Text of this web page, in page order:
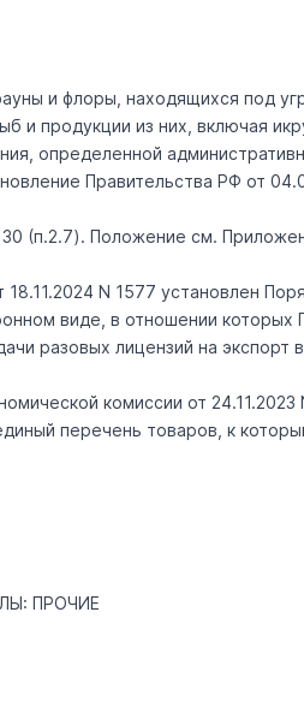
и флоры, находящихся под
и продукции из них, включая
определенной
Правительства РФ от
30 (п.2.7). Положение см.
N 1577 установлен
виде, в отношении
разовых лицензий на экспорт
комиссии от
перечень товаров, к
ПРОЧИЕ